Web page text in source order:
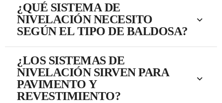
¿QUÉ SISTEMA DE
NIVELACIÓN NECESITO
SEGÚN EL TIPO DE BALDOSA?
¿LOS SISTEMAS DE
NIVELACIÓN SIRVEN PARA
PAVIMENTO Y
REVESTIMIENTO?